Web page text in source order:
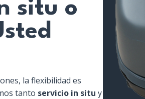
situ o
la flexibilidad es
tanto servicio in situ y